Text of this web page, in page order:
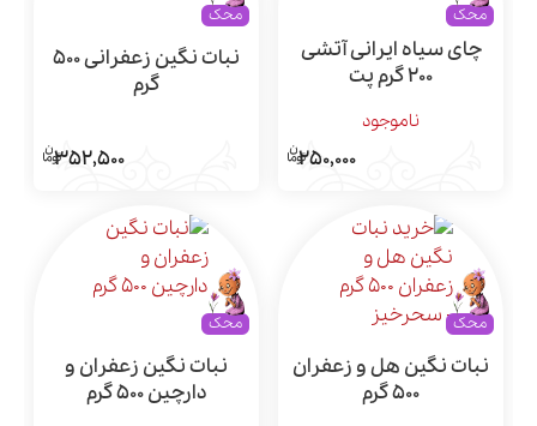
محک
چای سیاه ایرانی آتشی
200 گرم پت
ناموجود
250,000
محک
نبات نگین زعفرانی 500
گرم
352,500
محک
نبات نگین هل و زعفران
500 گرم
محک
نبات نگین زعفران و
دارچین 500 گرم